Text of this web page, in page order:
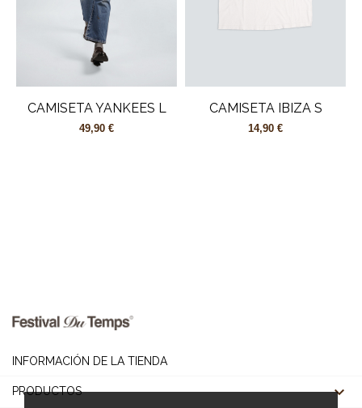
CAMISETA YANKEES L
49,90 €
CAMISETA IBIZA S
14,90 €
INFORMACIÓN DE LA TIENDA
PRODUCTOS 